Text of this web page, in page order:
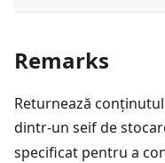
Remarks
Returnează
dintr-un seif de
specificat pentru a